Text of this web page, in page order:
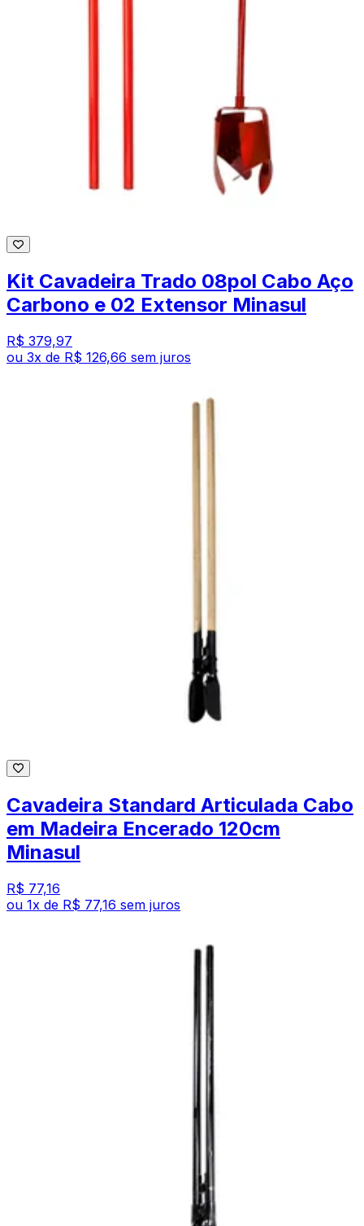
Kit Cavadeira Trado 08pol Cabo Aço
Carbono e 02 Extensor Minasul
R$ 379,97
ou 3x de R$ 126,66 sem juros
Cavadeira Standard Articulada Cabo
em Madeira Encerado 120cm
Minasul
R$ 77,16
ou 1x de R$ 77,16 sem juros